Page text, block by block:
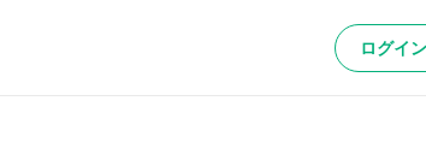
ログイン